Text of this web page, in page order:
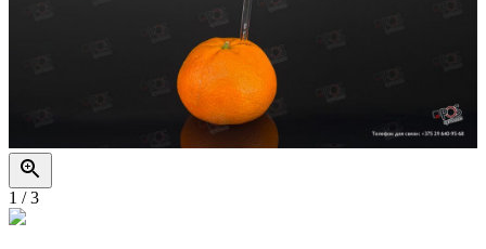
1 /3